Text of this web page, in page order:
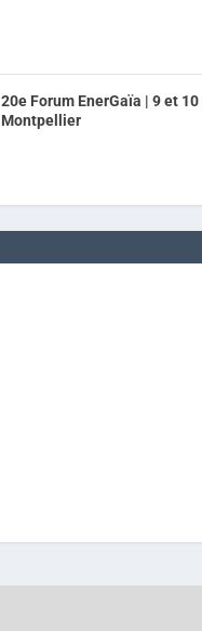
20e Forum EnerGaïa | 9 et
Montpellier